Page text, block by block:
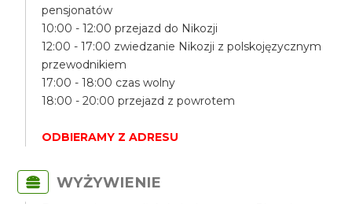
pensjonatów
10:00 - 12:00 przejazd do Nikozji
12:00 - 17:00 zwiedzanie Nikozji z polskojęzycznym
przewodnikiem
17:00 - 18:00 czas wolny
18:00 - 20:00 przejazd z powrotem
ODBIERAMY Z ADRESU
WYŻYWIENIE